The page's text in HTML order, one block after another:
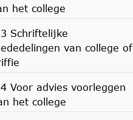
het college
Schriftelijke
van college of
Voor advies voorleggen
het college